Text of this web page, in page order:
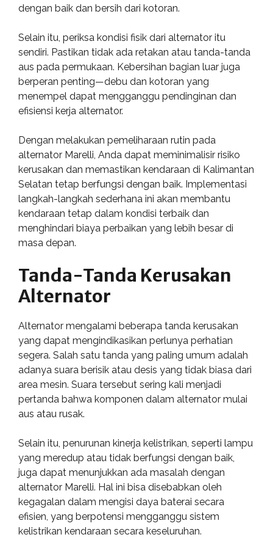
dengan baik dan bersih dari kotoran.
Selain itu, periksa kondisi fisik dari alternator itu
sendiri. Pastikan tidak ada retakan atau tanda-tanda
aus pada permukaan. Kebersihan bagian luar juga
berperan penting—debu dan kotoran yang
menempel dapat mengganggu pendinginan dan
efisiensi kerja alternator.
Dengan melakukan pemeliharaan rutin pada
alternator Marelli, Anda dapat meminimalisir risiko
kerusakan dan memastikan kendaraan di Kalimantan
Selatan tetap berfungsi dengan baik. Implementasi
langkah-langkah sederhana ini akan membantu
kendaraan tetap dalam kondisi terbaik dan
menghindari biaya perbaikan yang lebih besar di
masa depan.
Tanda-Tanda Kerusakan
Alternator
Alternator mengalami beberapa tanda kerusakan
yang dapat mengindikasikan perlunya perhatian
segera. Salah satu tanda yang paling umum adalah
adanya suara berisik atau desis yang tidak biasa dari
area mesin. Suara tersebut sering kali menjadi
pertanda bahwa komponen dalam alternator mulai
aus atau rusak.
Selain itu, penurunan kinerja kelistrikan, seperti lampu
yang meredup atau tidak berfungsi dengan baik,
juga dapat menunjukkan ada masalah dengan
alternator Marelli. Hal ini bisa disebabkan oleh
kegagalan dalam mengisi daya baterai secara
efisien, yang berpotensi mengganggu sistem
kelistrikan kendaraan secara keseluruhan.